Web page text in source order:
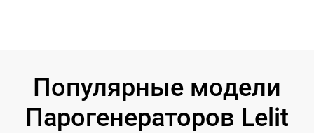
Популярные модели
Парогенераторов Lelit